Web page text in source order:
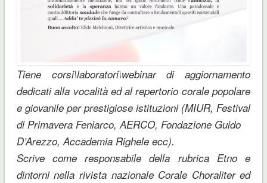
Tiene corsi\laboratori\webinar di aggiornamento
dedicati alla vocalità ed al repertorio corale popolare
e giovanile per prestigiose istituzioni (MIUR, Festival
di Primavera Feniarco, AERCO, Fondazione Guido
D’Arezzo, Accademia Righele ecc).
Scrive come responsabile della rubrica Etno e
dintorni nella rivista nazionale Corale Choraliter ed